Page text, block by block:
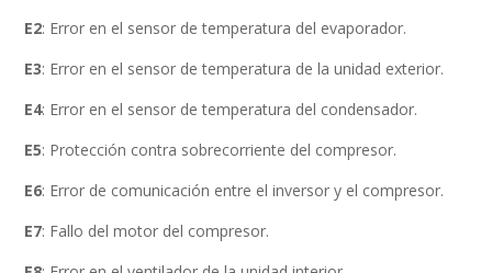
E2: Error en el sensor de temperatura del evaporador.
E3: Error en el sensor de temperatura de la unidad exterior.
E4: Error en el sensor de temperatura del condensador.
E5: Protección contra sobrecorriente del compresor.
E6: Error de comunicación entre el inversor y el compresor.
E7: Fallo del motor del compresor.